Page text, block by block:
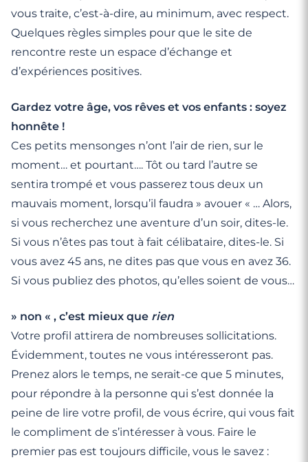
vous traite, c’est-à-dire, au minimum, avec respect.
Quelques règles simples pour que le site de
rencontre reste un espace d’échange et
d’expériences positives.
Gardez votre âge, vos rêves et vos enfants : soyez
honnête !
Ces petits mensonges n’ont l’air de rien, sur le
moment… et pourtant…. Tôt ou tard l’autre se
sentira trompé et vous passerez tous deux un
mauvais moment, lorsqu’il faudra » avouer « … Alors,
si vous recherchez une aventure d’un soir, dites-le.
Si vous n’êtes pas tout à fait célibataire, dites-le. Si
vous avez 45 ans, ne dites pas que vous en avez 36.
Si vous publiez des photos, qu’elles soient de vous…
» non « , c’est mieux que rien
Votre profil attirera de nombreuses sollicitations.
Évidemment, toutes ne vous intéresseront pas.
Prenez alors le temps, ne serait-ce que 5 minutes,
pour répondre à la personne qui s’est donnée la
peine de lire votre profil, de vous écrire, qui vous fait
le compliment de s’intéresser à vous. Faire le
premier pas est toujours difficile, vous le savez :